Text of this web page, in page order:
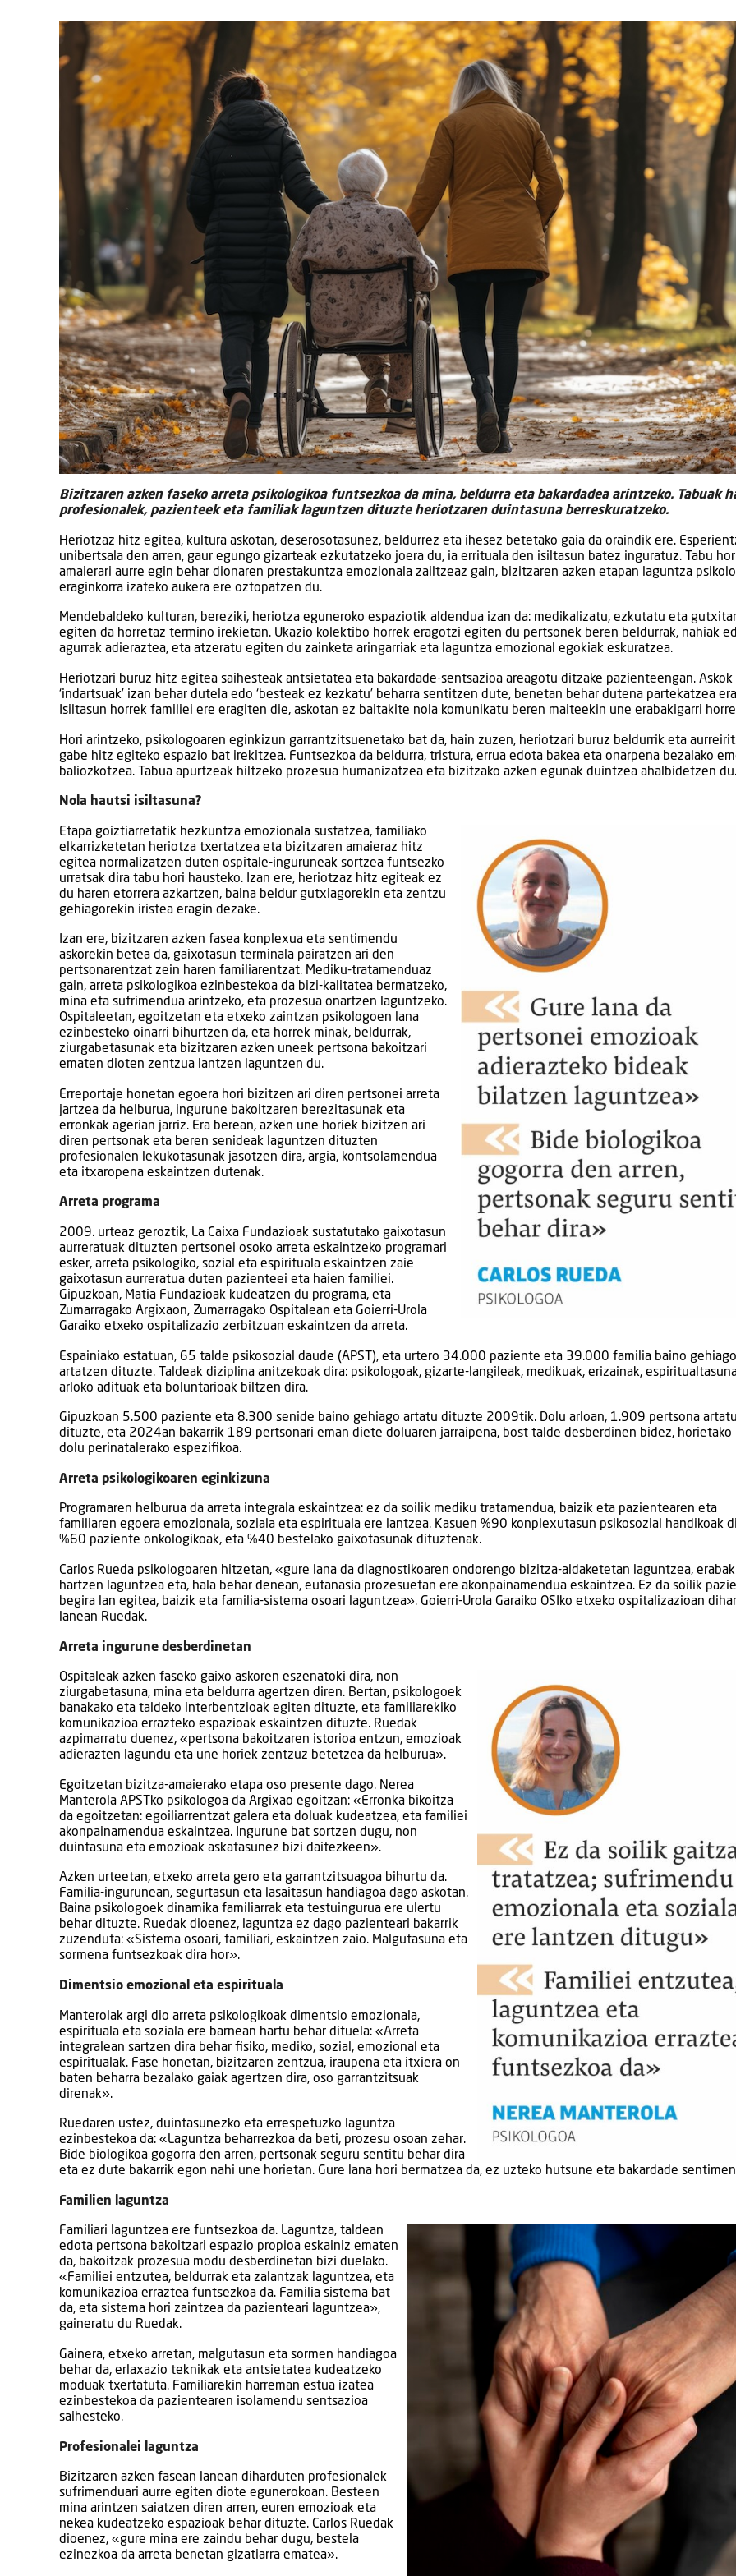
Bizitzaren azken faseko arreta psikologikoa funtsezkoa da mina, beldurra eta bakardadea arintzeko. Tabuak
profesionalek, pazienteek eta familiak laguntzen dituzte heriotzaren duintasuna berreskuratzeko.
Heriotzaz hitz egitea, kultura askotan, deserosotasunez, beldurrez eta ihesez betetako gaia da oraindik ere.
unibertsala den arren, gaur egungo gizarteak ezkutatzeko joera du, ia errituala den isiltasun batez inguratuz. Tabu
amaierari aurre egin behar dionaren prestakuntza emozionala zailtzeaz gain, bizitzaren azken etapan laguntza
eraginkorra izateko aukera ere oztopatzen du.
Mendebaldeko kulturan, bereziki, heriotza eguneroko espaziotik aldendua izan da: medikalizatu, ezkutatu eta
egiten da horretaz termino irekietan. Ukazio kolektibo horrek eragotzi egiten du pertsonek beren beldurrak, nahiak
agurrak adieraztea, eta atzeratu egiten du zainketa aringarriak eta laguntza emozional egokiak eskuratzea.
Heriotzari buruz hitz egitea saihesteak antsietatea eta bakardade-sentsazioa areagotu ditzake pazienteengan. Askok
‘indartsuak’ izan behar dutela edo ‘besteak ez kezkatu’ beharra sentitzen dute, benetan behar dutena partekatzea
Isiltasun horrek familiei ere eragiten die, askotan ez baitakite nola komunikatu beren maiteekin une erabakigarri
Hori arintzeko, psikologoaren eginkizun garrantzitsuenetako bat da, hain zuzen, heriotzari buruz beldurrik eta
gabe hitz egiteko espazio bat irekitzea. Funtsezkoa da beldurra, tristura, errua edota bakea eta onarpena bezalako
baliozkotzea. Tabua apurtzeak hiltzeko prozesua humanizatzea eta bizitzako azken egunak duintzea ahalbidetzen du.
Nola hautsi isiltasuna?
Etapa goiztiarretatik hezkuntza emozionala sustatzea, familiako
elkarrizketetan heriotza txertatzea eta bizitzaren amaieraz hitz
egitea normalizatzen duten ospitale-inguruneak sortzea funtsezko
urratsak dira tabu hori hausteko. Izan ere, heriotzaz hitz egiteak ez
du haren etorrera azkartzen, baina beldur gutxiagorekin eta zentzu
gehiagorekin iristea eragin dezake.
Izan ere, bizitzaren azken fasea konplexua eta sentimendu
askorekin betea da, gaixotasun terminala pairatzen ari den
pertsonarentzat zein haren familiarentzat. Mediku-tratamenduaz
gain, arreta psikologikoa ezinbestekoa da bizi-kalitatea bermatzeko,
mina eta sufrimendua arintzeko, eta prozesua onartzen laguntzeko.
Ospitaleetan, egoitzetan eta etxeko zaintzan psikologoen lana
ezinbesteko oinarri bihurtzen da, eta horrek minak, beldurrak,
ziurgabetasunak eta bizitzaren azken uneek pertsona bakoitzari
ematen dioten zentzua lantzen laguntzen du.
Erreportaje honetan egoera hori bizitzen ari diren pertsonei arreta
jartzea da helburua, ingurune bakoitzaren berezitasunak eta
erronkak agerian jarriz. Era berean, azken une horiek bizitzen ari
diren pertsonak eta beren senideak laguntzen dituzten
profesionalen lekukotasunak jasotzen dira, argia, kontsolamendua
eta itxaropena eskaintzen dutenak.
Arreta programa
2009. urteaz geroztik, La Caixa Fundazioak sustatutako gaixotasun
aurreratuak dituzten pertsonei osoko arreta eskaintzeko programari
esker, arreta psikologiko, sozial eta espirituala eskaintzen zaie
gaixotasun aurreratua duten pazienteei eta haien familiei.
Gipuzkoan, Matia Fundazioak kudeatzen du programa, eta
Zumarragako Argixaon, Zumarragako Ospitalean eta Goierri-Urola
Garaiko etxeko ospitalizazio zerbitzuan eskaintzen da arreta.
Espainiako estatuan, 65 talde psikosozial daude (APST), eta urtero 34.000 paziente eta 39.000 familia baino gehiago
artatzen dituzte. Taldeak diziplina anitzekoak dira: psikologoak, gizarte-langileak, medikuak, erizainak,
arloko adituak eta boluntarioak biltzen dira.
Gipuzkoan 5.500 paziente eta 8.300 senide baino gehiago artatu dituzte 2009tik. Dolu arloan, 1.909 pertsona artatu
dituzte, eta 2024an bakarrik 189 pertsonari eman diete doluaren jarraipena, bost talde desberdinen bidez, horietako
dolu perinatalerako espezifikoa.
Arreta psikologikoaren eginkizuna
Programaren helburua da arreta integrala eskaintzea: ez da soilik mediku tratamendua, baizik eta pazientearen eta
familiaren egoera emozionala, soziala eta espirituala ere lantzea. Kasuen %90 konplexutasun psikosozial handikoak
%60 paziente onkologikoak, eta %40 bestelako gaixotasunak dituztenak.
Carlos Rueda psikologoaren hitzetan, «gure lana da diagnostikoaren ondorengo bizitza-aldaketetan laguntzea,
hartzen laguntzea eta, hala behar denean, eutanasia prozesuetan ere akonpainamendua eskaintzea. Ez da soilik
begira lan egitea, baizik eta familia-sistema osoari laguntzea». Goierri-Urola Garaiko OSIko etxeko ospitalizazioan
lanean Ruedak.
Arreta ingurune desberdinetan
Ospitaleak azken faseko gaixo askoren eszenatoki dira, non
ziurgabetasuna, mina eta beldurra agertzen diren. Bertan, psikologoek
banakako eta taldeko interbentzioak egiten dituzte, eta familiarekiko
komunikazioa errazteko espazioak eskaintzen dituzte. Ruedak
azpimarratu duenez, «pertsona bakoitzaren istorioa entzun, emozioak
adierazten lagundu eta une horiek zentzuz betetzea da helburua».
Egoitzetan bizitza-amaierako etapa oso presente dago. Nerea
Manterola APSTko psikologoa da Argixao egoitzan: «Erronka bikoitza
da egoitzetan: egoiliarrentzat galera eta doluak kudeatzea, eta familiei
akonpainamendua eskaintzea. Ingurune bat sortzen dugu, non
duintasuna eta emozioak askatasunez bizi daitezkeen».
Azken urteetan, etxeko arreta gero eta garrantzitsuagoa bihurtu da.
Familia-ingurunean, segurtasun eta lasaitasun handiagoa dago askotan.
Baina psikologoek dinamika familiarrak eta testuingurua ere ulertu
behar dituzte. Ruedak dioenez, laguntza ez dago pazienteari bakarrik
zuzenduta: «Sistema osoari, familiari, eskaintzen zaio. Malgutasuna eta
sormena funtsezkoak dira hor».
Dimentsio emozional eta espirituala
Manterolak argi dio arreta psikologikoak dimentsio emozionala,
espirituala eta soziala ere barnean hartu behar dituela: «Arreta
integralean sartzen dira behar fisiko, mediko, sozial, emozional eta
espiritualak. Fase honetan, bizitzaren zentzua, iraupena eta itxiera on
baten beharra bezalako gaiak agertzen dira, oso garrantzitsuak
direnak».
Ruedaren ustez, duintasunezko eta errespetuzko laguntza
ezinbestekoa da: «Laguntza beharrezkoa da beti, prozesu osoan zehar.
Bide biologikoa gogorra den arren, pertsonak seguru sentitu behar dira
eta ez dute bakarrik egon nahi une horietan. Gure lana hori bermatzea da, ez uzteko hutsune eta bakardade
Familien laguntza
Familiari laguntzea ere funtsezkoa da. Laguntza, taldean
edota pertsona bakoitzari espazio propioa eskainiz ematen
da, bakoitzak prozesua modu desberdinetan bizi duelako.
«Familiei entzutea, beldurrak eta zalantzak laguntzea, eta
komunikazioa erraztea funtsezkoa da. Familia sistema bat
da, eta sistema hori zaintzea da pazienteari laguntzea»,
gaineratu du Ruedak.
Gainera, etxeko arretan, malgutasun eta sormen handiagoa
behar da, erlaxazio teknikak eta antsietatea kudeatzeko
moduak txertatuta. Familiarekin harreman estua izatea
ezinbestekoa da pazientearen isolamendu sentsazioa
saihesteko.
Profesionalei laguntza
Bizitzaren azken fasean lanean diharduten profesionalek
sufrimenduari aurre egiten diote egunerokoan. Besteen
mina arintzen saiatzen diren arren, euren emozioak eta
nekea kudeatzeko espazioak behar dituzte. Carlos Ruedak
dioenez, «gure mina ere zaindu behar dugu, bestela
ezinezkoa da arreta benetan gizatiarra ematea».